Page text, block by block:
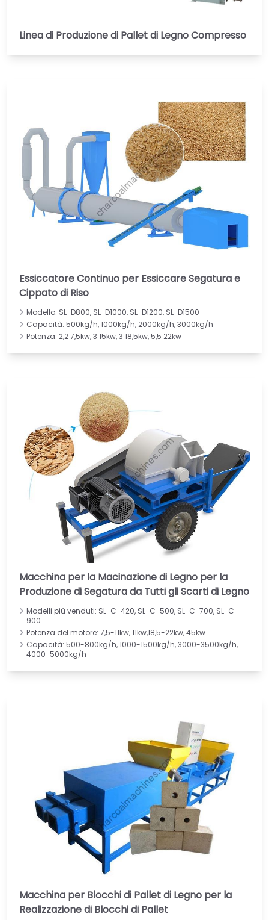
Linea di Produzione di Pallet di Legno Compresso
Essiccatore Continuo per Essiccare Segatura e
Cippato di Riso
Modello: SL-D800, SL-D1000, SL-D1200, SL-D1500
Capacità: 500kg/h, 1000kg/h, 2000kg/h, 3000kg/h
Potenza: 2,2 7,5kw, 3 15kw, 3 18,5kw, 5,5 22kw
Macchina per la Macinazione di Legno per la
Produzione di Segatura da Tutti gli Scarti di Legno
Modelli più venduti: SL-C-420, SL-C-500, SL-C-700, SL-C-
900
Potenza del motore: 7,5-11kw, 11kw,18,5-22kw, 45kw
Capacità: 500-800kg/h, 1000-1500kg/h, 3000-3500kg/h,
4000-5000kg/h
Macchina per Blocchi di Pallet di Legno per la
Realizzazione di Blocchi di Pallet